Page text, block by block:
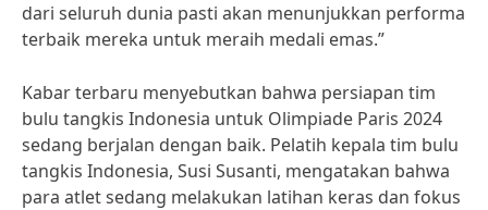
dari seluruh dunia pasti akan menunjukkan performa
terbaik mereka untuk meraih medali emas.”
Kabar terbaru menyebutkan bahwa persiapan tim
bulu tangkis Indonesia untuk Olimpiade Paris 2024
sedang berjalan dengan baik. Pelatih kepala tim bulu
tangkis Indonesia, Susi Susanti, mengatakan bahwa
para atlet sedang melakukan latihan keras dan fokus